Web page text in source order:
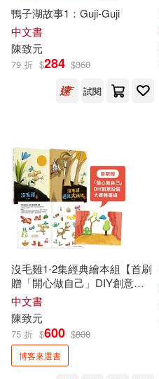
價格
範圍
鴨子湖故事1：Guji-Guji
中文書
陳致元
79 折 $284 $360
試閱
沒毛雞1-2集經典繪本組【首刷
贈「開心做自己」DIY創意扮
裝大賽舞臺組】
中文書
陳致元
75 折 $600 $800
博客來選書